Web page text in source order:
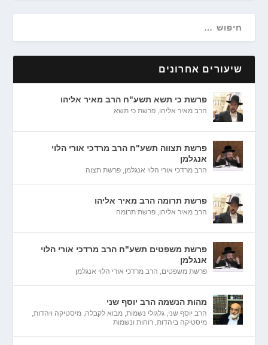
שיעורים אחרונים
פרשת כי תשא תשע"ח הרב מאיר אליהו
הרב מאיר אליהו,פרשת כי תשא
פרשת תצווה תשע"ח הרב מרדכי אורי הלוי
אנגלמן
הרב מרדכי אורי הלוי אנגלמן,פרשת תצוה
פרשת תרומה הרב מאיר אליהו
הרב מאיר אליהו,פרשת תרומה
פרשת משפטים תשע"ח הרב מרדכי אורי הלוי
אנגלמן
פרשת משפטים, הרב מרדכי אורי הלוי אנגלמן
מהות הנשמה הרב יוסף שני
הרב יוסף שני,גלגולי נשמות,מבוא לקבלה,מיסטיקה ויהדות,
מיסטיקה ביהדות,רוחות ונשמות